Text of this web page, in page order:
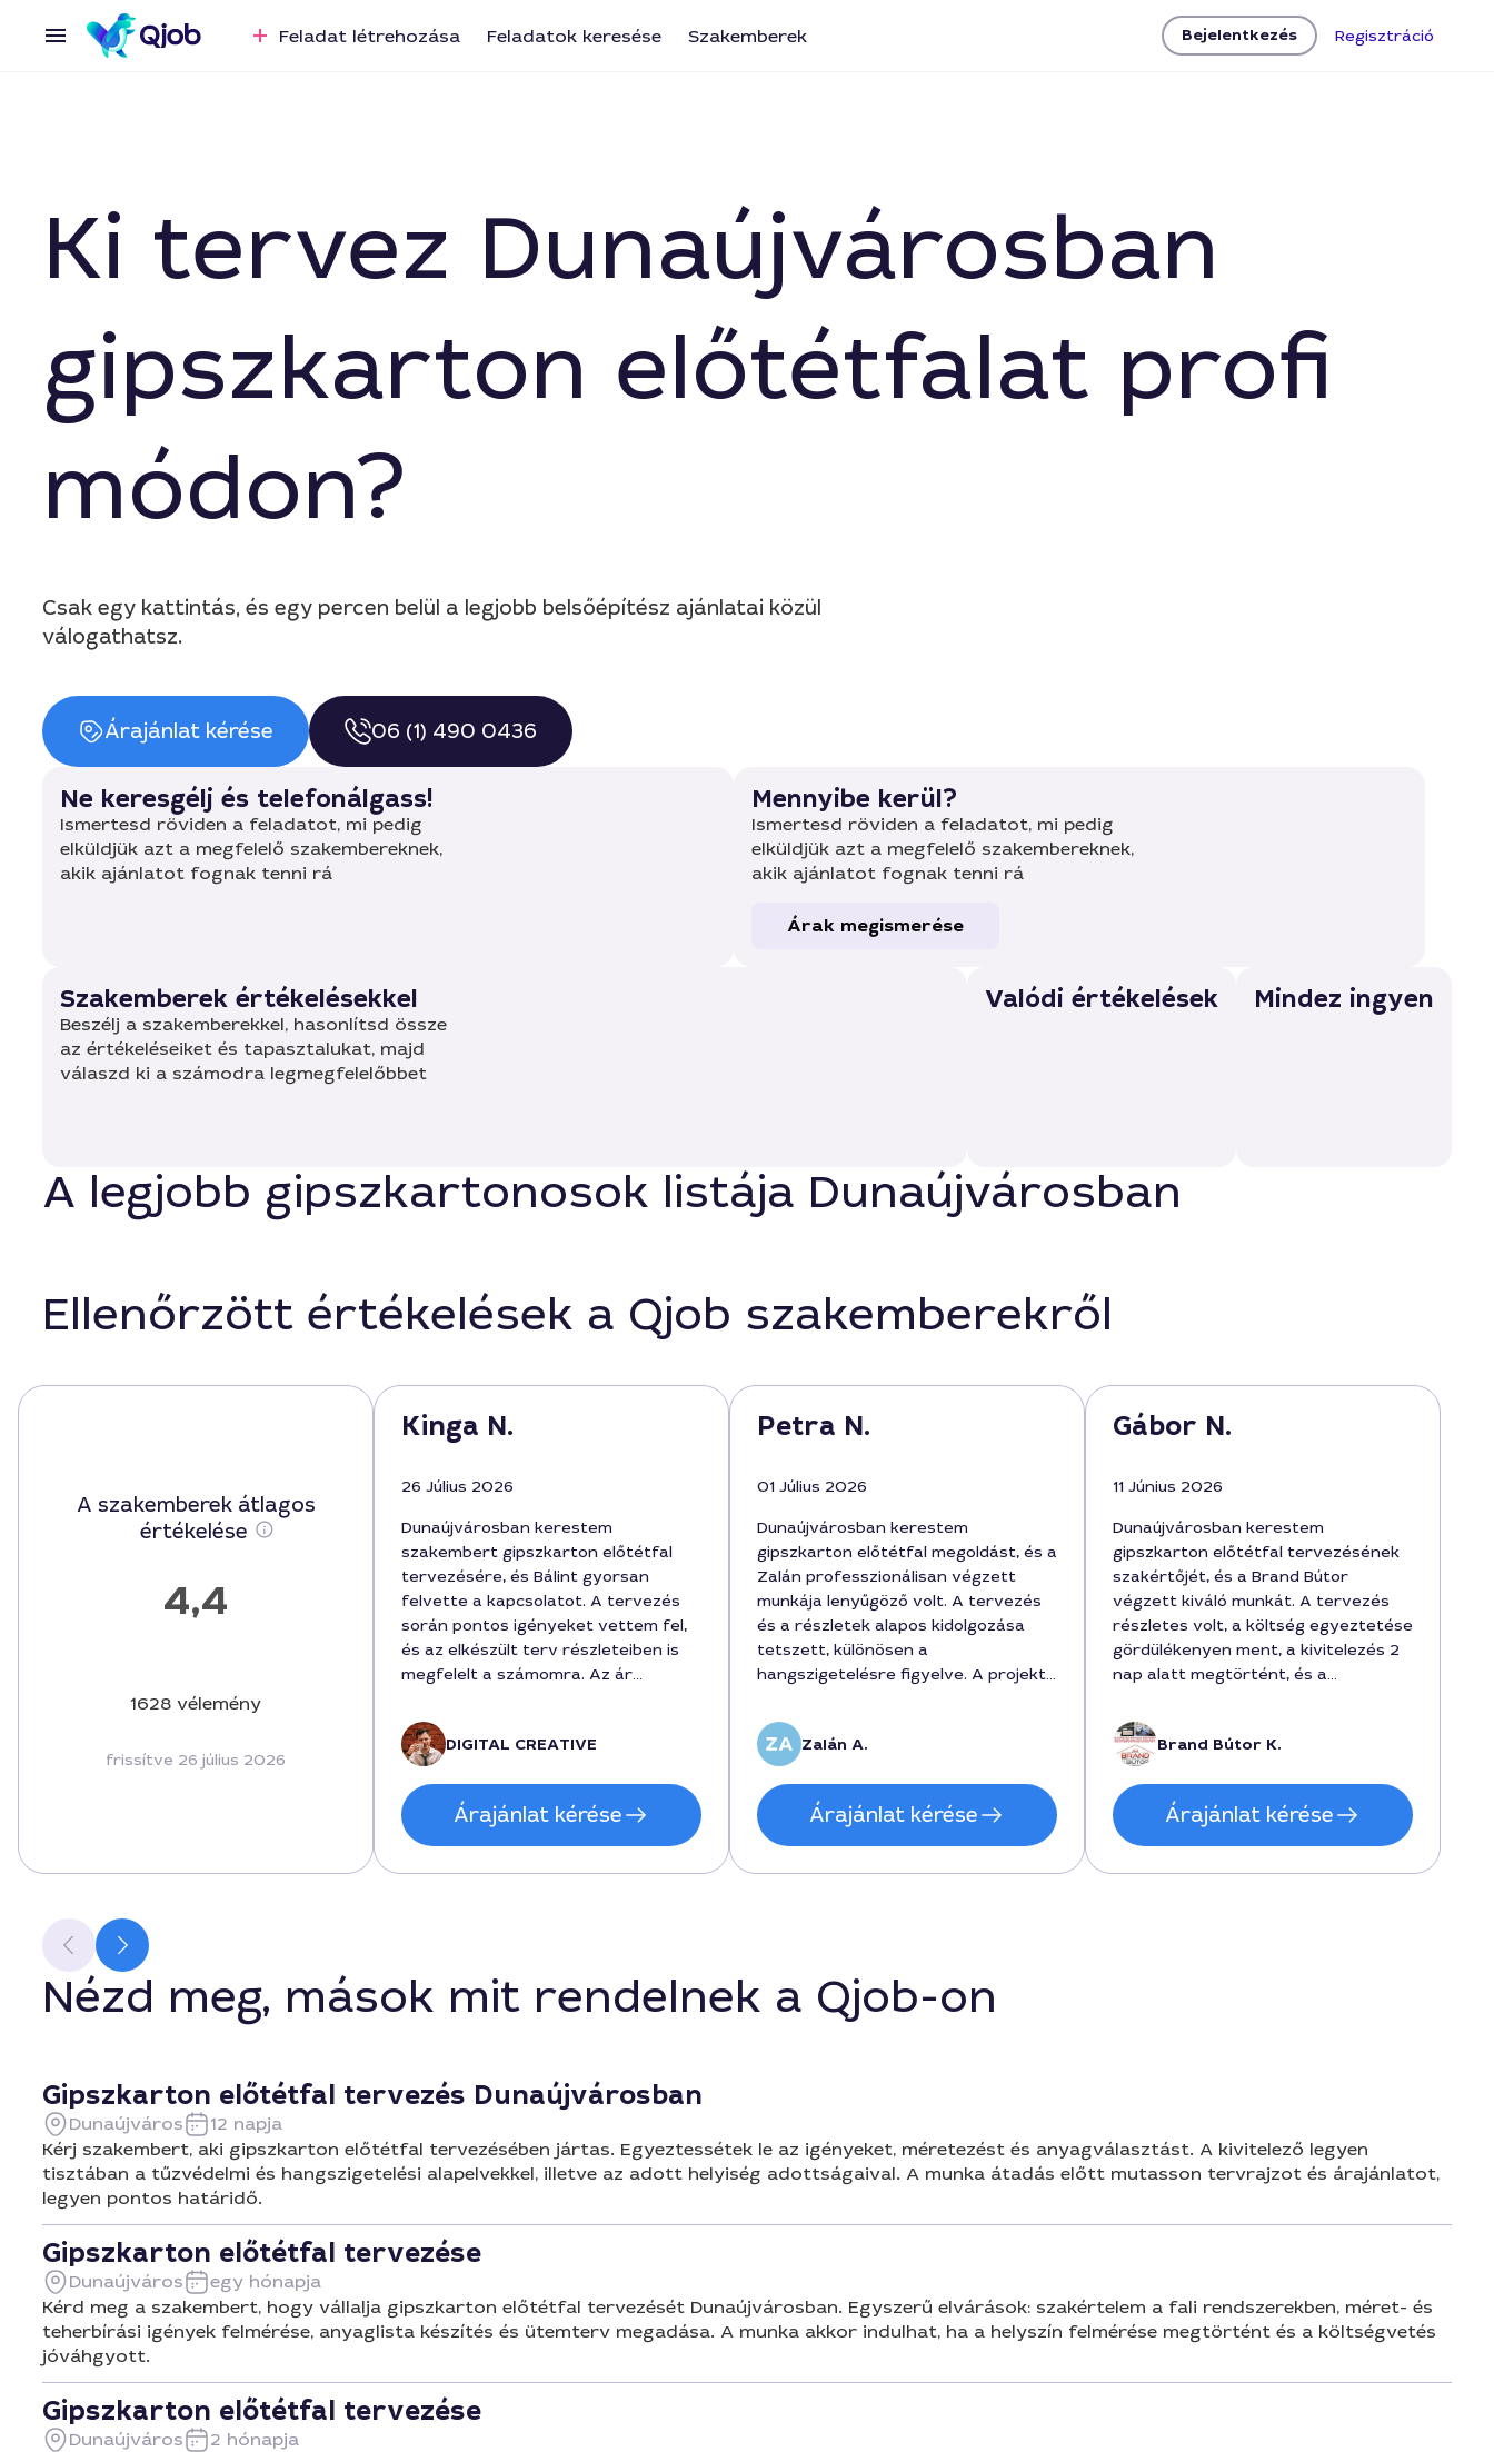
Feladat létrehozása Feladatok keresése Szakemberek Bejelentkezés Regisztráció
Ki tervez Dunaújvárosban
gipszkarton előtétfalat profi
módon?
Csak egy kattintás, és egy percen belül a legjobb belsőépítész ajánlatai közül
válogathatsz.
Árajánlat kérése 06 (1) 490 0436
Ne keresgélj és telefonálgass!
Ismertesd röviden a feladatot, mi pedig
elküldjük azt a megfelelő szakembereknek,
akik ajánlatot fognak tenni rá
Mennyibe kerül?
Ismertesd röviden a feladatot, mi pedig
elküldjük azt a megfelelő szakembereknek,
akik ajánlatot fognak tenni rá
Árak megismerése
Szakemberek értékelésekkel
Beszélj a szakemberekkel, hasonlítsd össze
az értékeléseiket és tapasztalukat, majd
válaszd ki a számodra legmegfelelőbbet
Valódi értékelések Mindez ingyen
A legjobb gipszkartonosok listája Dunaújvárosban
Ellenőrzött értékelések a Qjob szakemberekről
A szakemberek átlagos
értékelése
4,4
1628 vélemény
frissítve 26 július 2026
Kinga N.
26 Július 2026
Dunaújvárosban kerestem
szakembert gipszkarton előtétfal
tervezésére, és Bálint gyorsan
felvette a kapcsolatot. A tervezés
során pontos igényeket vettem fel,
és az elkészült terv részleteiben is
megfelelt a számomra. Az ár
tartalmazta a konzultációt és a
kivitelezéshez szükséges anyagokra
vonatkozó javaslatokat.
Színproblémák nélkül érkezett a
kivitelező, a végleges megoldás pedig
tartós, esztétikus.
DIGITAL CREATIVE
Árajánlat kérése
Petra N.
01 Július 2026
Dunaújvárosban kerestem
gipszkarton előtétfal megoldást, és a
Zalán professzionálisan végzett
munkája lenyűgöző volt. A tervezés
és a részletek alapos kidolgozása
tetszett, különösen a
hangszigetelésre figyelve. A projekt
kivitelezés során felmerült kisebb
módosítások gyorsan menedzselve
lettek, és a végleges ár 520000 Ft
körül mozgott. Igényes, megbízható
szakember, akit szívből ajánlok a
gipszkarton előtétfal tervezésére
Dunaújvárosban.
Zalán A.
Árajánlat kérése
Gábor N.
11 Június 2026
Dunaújvárosban kerestem
gipszkarton előtétfal tervezésének
szakértőjét, és a Brand Bútor
végzett kiváló munkát. A tervezés
részletes volt, a költség egyeztetése
gördülékenyen ment, a kivitelezés 2
nap alatt megtörtént, és a
szerint alakult. A szakember 3
gyakorlatban bizonyított éve, a
munka közben is figyelt ránk. A teljes
projekt 120000 forintba került, és a
tervezés 5-6 órát vett igénybe.
Brand Bútor K.
Árajánlat kérése
Nézd meg, mások mit rendelnek a Qjob-on
Gipszkarton előtétfal tervezés Dunaújvárosban
Dunaújváros
12 napja
Kérj szakembert, aki gipszkarton előtétfal tervezésében jártas. Egyeztessétek le az igényeket, méretezést és anyagválasztást. A kivitelező legyen
tisztában a tűzvédelmi és hangszigetelési alapelvekkel, illetve az adott helyiség adottságaival. A munka átadás előtt mutasson tervrajzot és árajánlatot,
legyen pontos határidő.
Gipszkarton előtétfal tervezése
Dunaújváros
egy hónapja
Kérd meg a szakembert, hogy vállalja gipszkarton előtétfal tervezését Dunaújvárosban. Egyszerű elvárások: szakértelem a fali rendszerekben, méret- és
teherbírási igények felmérése, anyaglista készítés és ütemterv megadása. A munka akkor indulhat, ha a helyszín felmérése megtörtént és a költségvetés
jóváhgyott.
Gipszkarton előtétfal tervezése
Dunaújváros
2 hónapja